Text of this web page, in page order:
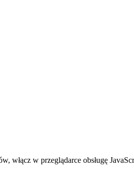
włącz w przeglądarce obsługę